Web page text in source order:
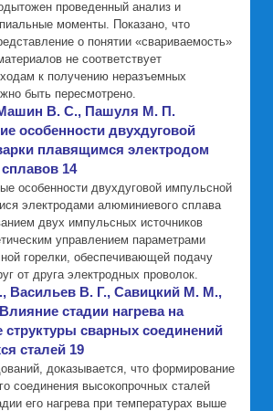
проведенный анализ и
моменты. Показано, что
о понятии «свариваемость»
не соответствует
к получению неразъемных
быть пересмотрено.
В. С., Пашуля М. П.
особенности двухдуговой
плавящимся электродом
14
особенности двухдуговой импульсной
электродами алюминиевого сплава
двух импульсных источников
управлением параметрами
горелки, обеспечивающей подачу
от друга электродных проволок.
Васильев В. Г., Савицкий М. М.,
стадии нагрева на
сварных соединений
сталей 19
доказывается, что формирование
соединения высокопрочных сталей
его нагрева при температурах выше